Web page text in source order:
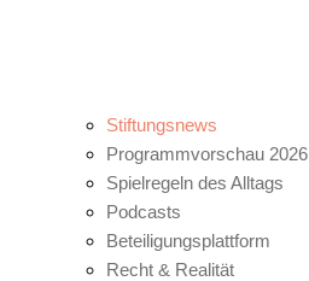
Stiftungsnews
Programmvorschau 2026
Spielregeln des Alltags
Podcasts
Beteiligungsplattform
Recht & Realität